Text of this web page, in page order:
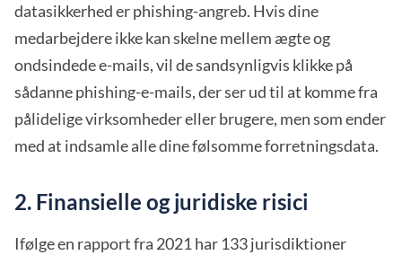
datasikkerhed er phishing-angreb. Hvis dine
medarbejdere ikke kan skelne mellem ægte og
ondsindede e-mails, vil de sandsynligvis klikke på
sådanne phishing-e-mails, der ser ud til at komme fra
pålidelige virksomheder eller brugere, men som ender
med at indsamle alle dine følsomme forretningsdata.
2. Finansielle og juridiske risici
Ifølge en rapport fra 2021 har 133 jurisdiktioner